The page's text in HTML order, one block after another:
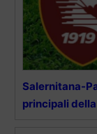
Salernitana-
principali